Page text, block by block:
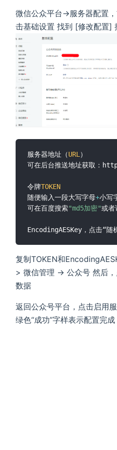
微信公众平台->服务器配置
击基础设置 找到 [修改配置]
服务器地址（URL ）
可在后台推送地址获取：
令牌TOKEN
随便输入一段大写字母+小写
可在百度搜索"md5加密"或
复制TOKEN和
> 微信管理 -> 公众号 然后
数据
返回公众号平台，点击启用
绿色“成功”字样表示配置完成